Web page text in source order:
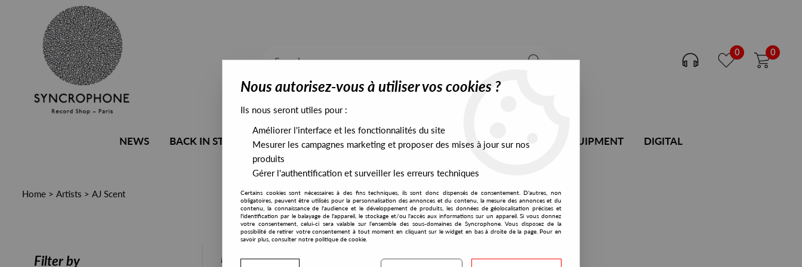
0 0
NEWS BACK IN STOCK ALL STOCK EXCLUSIVES PRESALES EXCLUSIVES DJ EQUIPMENT DIGITAL
Home > Artists > AJ Scent
Filter by PRESALES EXCLUSIVES
Nous autorisez-vous à utiliser vos cookies ?
Ils nous seront utiles pour :
Améliorer l'interface et les fonctionnalités du site
Mesurer les campagnes marketing et proposer des mises à jour sur nos
produits
Gérer l'authentification et surveiller les erreurs techniques
Certains cookies sont nécessaires à des fins techniques, ils sont donc dispensés de consentement. D'autres, non
obligatoires, peuvent être utilisés pour la personnalisation des annonces et du contenu, la mesure des annonces et du
contenu, la connaissance de l'audience et le développement de produits, les données de géolocalisation précises et
l'identification par le balayage de l'appareil, le stockage et/ou l'accès aux informations sur un appareil. Si vous donnez
votre consentement, celui-ci sera valable sur l’ensemble des sous-domaines de Syncrophone. Vous disposez de la
possibilité de retirer votre consentement à tout moment en cliquant sur le widget en bas à droite de la page. Pour en
savoir plus, consulter notre politique de cookie.